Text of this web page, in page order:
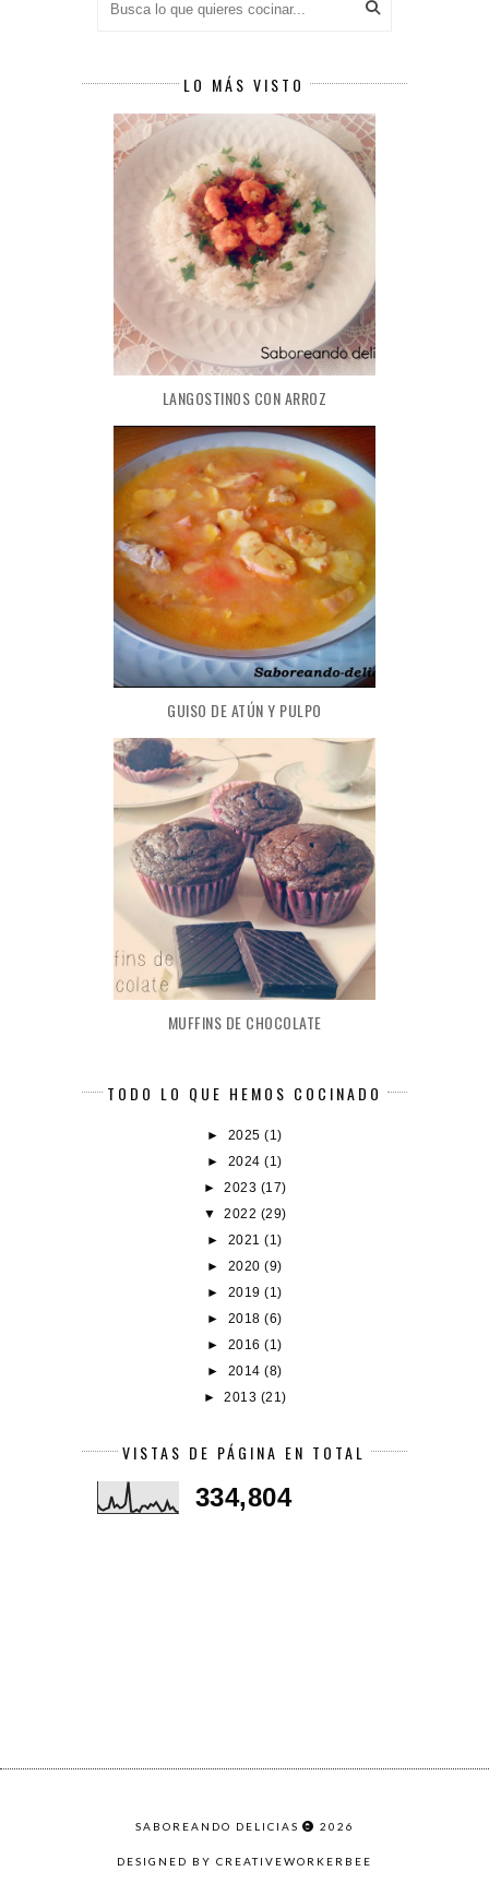
LO MÁS VISTO
LANGOSTINOS CON ARROZ
GUISO DE ATÚN Y PULPO
MUFFINS DE CHOCOLATE
TODO LO QUE HEMOS COCINADO
► 2025(1)
► 2024(1)
► 2023 (17)
▼ 2022 (29)
► 2021(1)
► 2020(9)
► 2019(1)
► 2018(6)
► 2016(1)
► 2014(8)
► 2013 (21)
VISTAS DE PÁGINA EN TOTAL
334,804
SABOREANDO DELICIAS 2026
DESIGNED BY CREATIVEWORKERBEE